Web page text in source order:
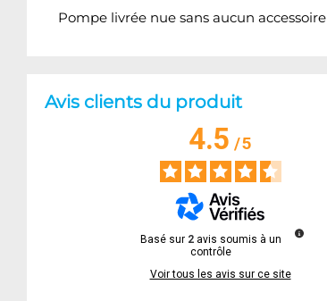
Pompe livrée nue sans aucun accessoire
Avis clients du produit
4.5/5
Basé sur 2 avis soumis à un
contrôle
Voir tous les avis sur ce site